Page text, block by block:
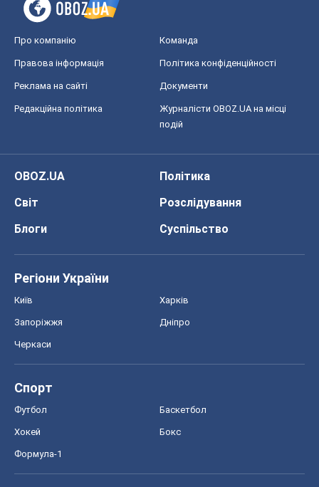
Про компанію Команда
Правова інформація Політика конфіденційності
Реклама на сайті Документи
Редакційна політика
Журналісти OBOZ.UA на місці
подій
OBOZ.UA
Політика
Світ
Розслідування
Блоги
Суспільство
Регіони України
Київ Харків
Запоріжжя Дніпро
Черкаси
Спорт
Футбол Баскетбол
Хокей Бокс
Формула-1